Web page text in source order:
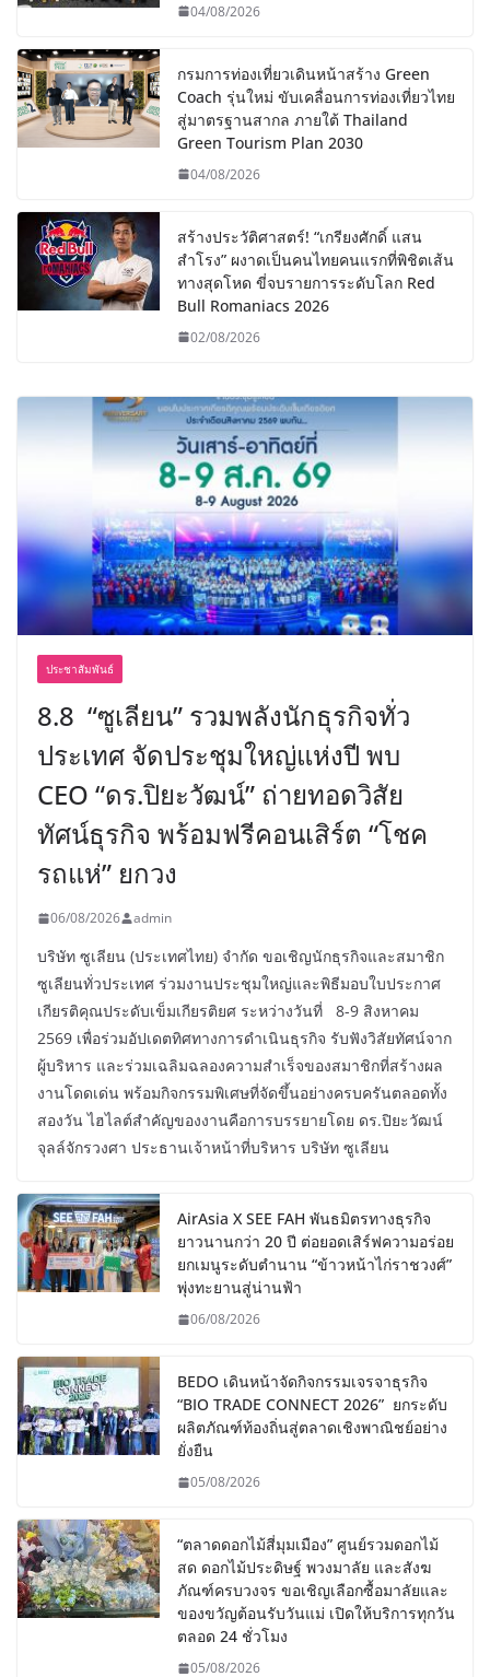
04/08/2026
กรมการท่องเที่ยวเดินหน้าสร้าง Green
Coach รุ่นใหม่ ขับเคลื่อนการท่องเที่ยวไทย
สู่มาตรฐานสากล ภายใต้ Thailand
Green Tourism Plan 2030
04/08/2026
สร้างประวัติศาสตร์! “เกรียงศักดิ์ แสน
สำโรง” ผงาดเป็นคนไทยคนแรกที่พิชิตเส้น
ทางสุดโหด ขี่จบรายการระดับโลก Red
Bull Romaniacs 2026
02/08/2026
ประชาสัมพันธ์
8.8 “ซูเลียน” รวมพลังนักธุรกิจทั่ว
ประเทศ จัดประชุมใหญ่แห่งปี พบ
CEO “ดร.ปิยะวัฒน์” ถ่ายทอดวิสัย
ทัศน์ธุรกิจ พร้อมฟรีคอนเสิร์ต “โชค
รถแห่” ยกวง
06/08/2026 admin
บริษัท ซูเลียน (ประเทศไทย) จำกัด ขอเชิญนักธุรกิจและสมาชิก
ซูเลียนทั่วประเทศ ร่วมงานประชุมใหญ่และพิธีมอบใบประกาศ
เกียรติคุณประดับเข็มเกียรติยศ ระหว่างวันที่ 8-9 สิงหาคม
2569 เพื่อร่วมอัปเดตทิศทางการดำเนินธุรกิจ รับฟังวิสัยทัศน์จาก
ผู้บริหาร และร่วมเฉลิมฉลองความสำเร็จของสมาชิกที่สร้างผล
งานโดดเด่น พร้อมกิจกรรมพิเศษที่จัดขึ้นอย่างครบครันตลอดทั้ง
สองวัน ไฮไลต์สำคัญของงานคือการบรรยายโดย ดร.ปิยะวัฒน์
จุลล์จักรวงศา ประธานเจ้าหน้าที่บริหาร บริษัท ซูเลียน
AirAsia X SEE FAH พันธมิตรทางธุรกิจ
ยาวนานกว่า 20 ปี ต่อยอดเสิร์ฟความอร่อย
ยกเมนูระดับตำนาน “ข้าวหน้าไก่ราชวงศ์”
พุ่งทะยานสู่น่านฟ้า
06/08/2026
BEDO เดินหน้าจัดกิจกรรมเจรจาธุรกิจ
“BIO TRADE CONNECT 2026” ยกระดับ
ผลิตภัณฑ์ท้องถิ่นสู่ตลาดเชิงพาณิชย์อย่าง
ยั่งยืน
05/08/2026
“ตลาดดอกไม้สี่มุมเมือง” ศูนย์รวมดอกไม้
สด ดอกไม้ประดิษฐ์ พวงมาลัย และสังฆ
ภัณฑ์ครบวงจร ขอเชิญเลือกซื้อมาลัยและ
ของขวัญต้อนรับวันแม่ เปิดให้บริการทุกวัน
ตลอด 24 ชั่วโมง
05/08/2026